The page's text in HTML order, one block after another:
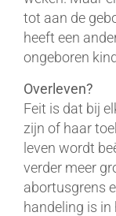
tot aan de
heeft een
ongeboren
Overleven?
Feit is dat bij
zijn of haar
leven wordt
verder meer
abortusgrens
handeling is in